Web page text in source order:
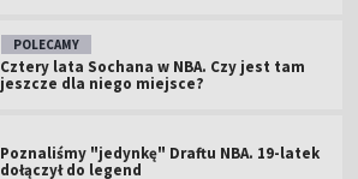
POLECAMY
Cztery lata Sochana w NBA. Czy jest tam
jeszcze dla niego miejsce?
Poznaliśmy "jedynkę" Draftu NBA. 19-latek
dołączył do legend